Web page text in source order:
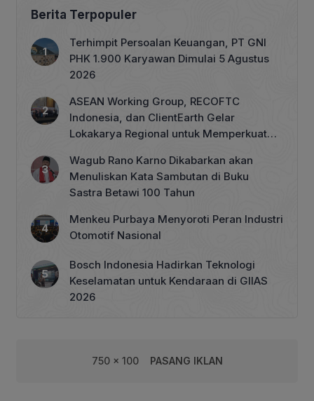
Berita Terpopuler
Terhimpit Persoalan Keuangan, PT GNI
PHK 1.900 Karyawan Dimulai 5 Agustus
2026
ASEAN Working Group, RECOFTC
Indonesia, dan ClientEarth Gelar
Lokakarya Regional untuk Memperkuat
Wagub Rano Karno Dikabarkan akan
Menuliskan Kata Sambutan di Buku
Sastra Betawi 100 Tahun
Menkeu Purbaya Menyoroti Peran Industri
Otomotif Nasional
Bosch Indonesia Hadirkan Teknologi
Keselamatan untuk Kendaraan di GIIAS
2026
750 x 100 PASANG IKLAN